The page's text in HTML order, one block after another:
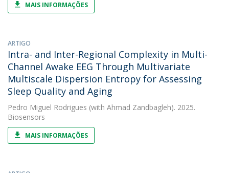
MAIS INFORMAÇÕES
ARTIGO
Intra- and Inter-Regional Complexity in Multi-
Channel Awake EEG Through Multivariate
Multiscale Dispersion Entropy for Assessing
Sleep Quality and Aging
Pedro Miguel Rodrigues (with Ahmad Zandbagleh). 2025.
Biosensors
MAIS INFORMAÇÕES